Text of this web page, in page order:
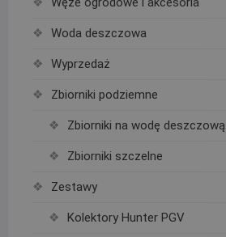
Woda deszczowa
Wyprzedaż
Zbiorniki podziemne
Zbiorniki na wodę deszczową
Zbiorniki szczelne
Zestawy
Kolektory Hunter PGV